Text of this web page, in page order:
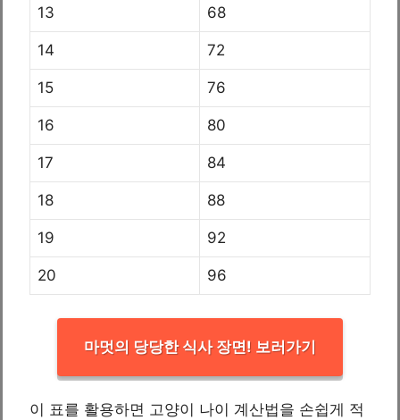
13 68
14 72
15 76
16 80
17 84
18 88
19 92
20 96
마멋의 당당한 식사 장면! 보러가기
이 표를 활용하면 고양이 나이 계산법을 손쉽게 적